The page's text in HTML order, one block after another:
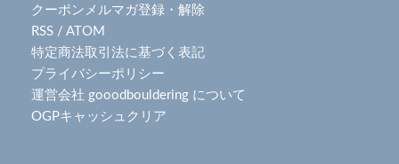
クーポンメルマガ登録・解除
RSS / ATOM
特定商法取引法に基づく表記
プライバシーポリシー
運営会社 gooodbouldering について
OGPキャッシュクリア